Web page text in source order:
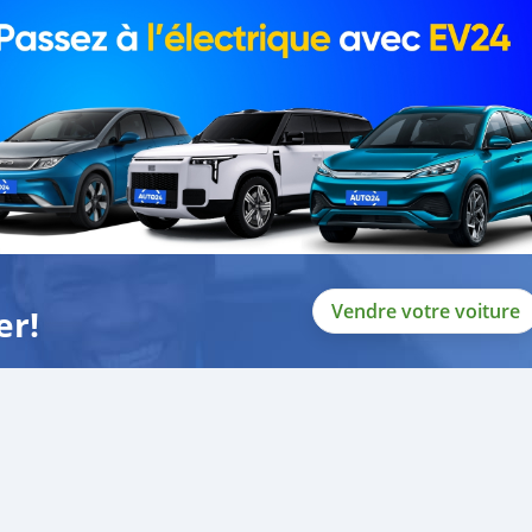
BEFORE YOU COME.
and without down payment as well.
Vendre votre voiture